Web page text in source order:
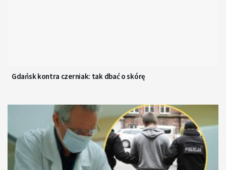
Gdańsk kontra czerniak: tak dbać o skórę